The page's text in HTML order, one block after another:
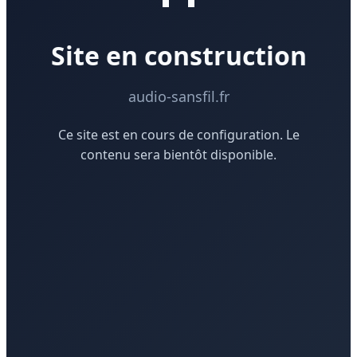
Site en construction
audio-sansfil.fr
Ce site est en cours de configuration. Le
contenu sera bientôt disponible.